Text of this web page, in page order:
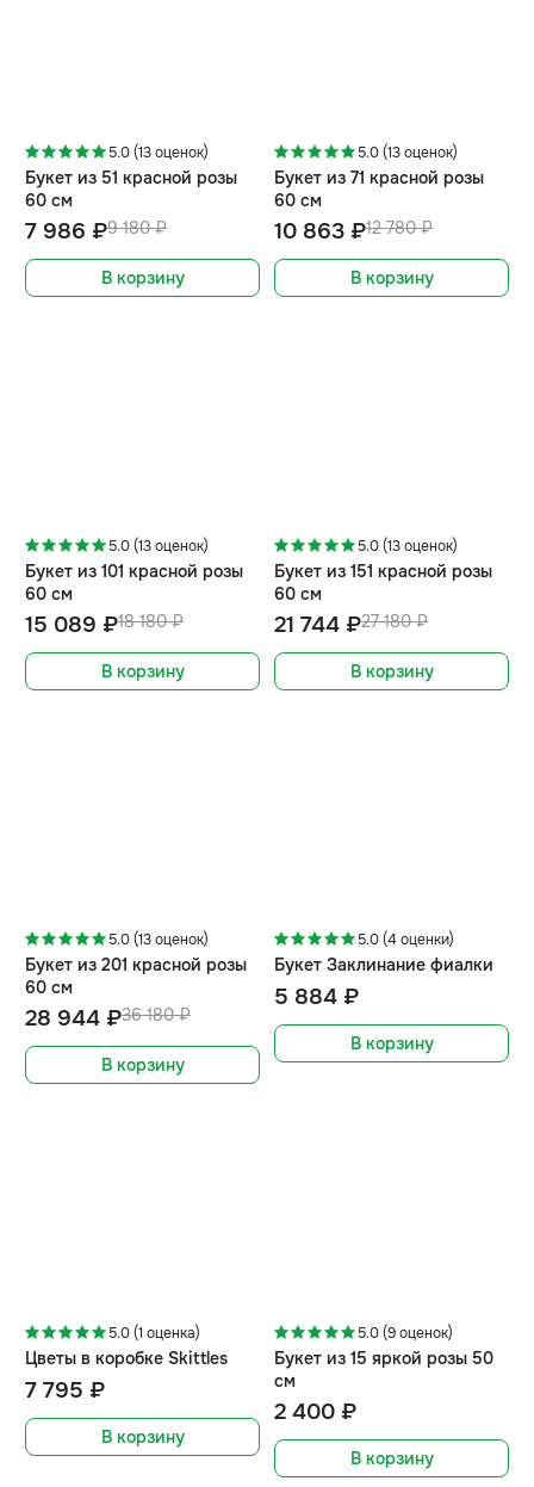
5.0 (13 оценок)
Букет из 51 красной розы
60 см
9 180 ₽
7 986 ₽
В корзину
5.0 (13 оценок)
Букет из 71 красной розы
60 см
12 780 ₽
10 863 ₽
В корзину
5.0 (13 оценок)
Букет из 101 красной розы
60 см
18 180 ₽
15 089 ₽
В корзину
5.0 (13 оценок)
Букет из 151 красной розы
60 см
27 180 ₽
21 744 ₽
В корзину
5.0 (13 оценок)
Букет из 201 красной розы
60 см
36 180 ₽
28 944 ₽
В корзину
5.0 (4 оценки)
Букет Заклинание фиалки
5 884 ₽
В корзину
5.0 (1 оценка)
Цветы в коробке Skittles
7 795 ₽
В корзину
5.0 (9 оценок)
Букет из 15 яркой розы 50
см
2 400 ₽
В корзину